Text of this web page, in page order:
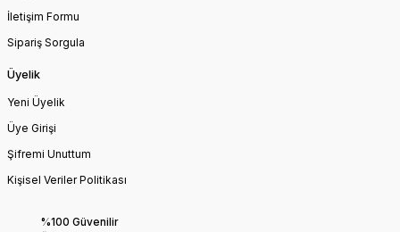
İletişim Formu
Sipariş Sorgula
Üyelik
Yeni Üyelik
Üye Girişi
Şifremi Unuttum
Kişisel Veriler Politikası
%100 Güvenilir